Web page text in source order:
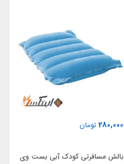
280,000 تومان
بالش مسافرتی کودک آبی بست وی